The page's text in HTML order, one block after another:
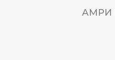
АМРИ